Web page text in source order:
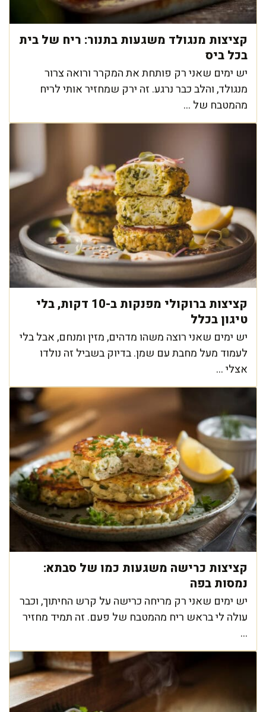
קציצות מנגולד משגעות בתנור: ריח של בית
בכל ביס
יש ימים שאני רק פותחת את המקרר ורואה צרור
מנגולד, והלב כבר נרגע. זה ירק שמחזיר אותי לריח
מהמטבח של ...
קציצות ברוקולי מפנקות ב-10 דקות, בלי
טיגון בכלל
יש ימים שאני רוצה משהו מדהים, מזין ומנחם, אבל בלי
לעמוד מעל מחבת עם שמן. בדיוק בשביל זה נולדו
אצלי ...
קציצות כרישה משגעות כמו של סבתא:
נמסות בפה
יש ימים שאני רק מריחה כרישה על קרש החיתוך, וכבר
עולה לי בראש ריח מהמטבח של פעם. זה תמיד מחזיר
...